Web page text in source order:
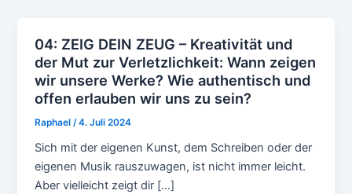
04: ZEIG DEIN ZEUG – Kreativität und
der Mut zur Verletzlichkeit: Wann zeigen
wir unsere Werke? Wie authentisch und
offen erlauben wir uns zu sein?
Raphael /4. Juli 2024
Sich mit der eigenen Kunst, dem Schreiben oder der
eigenen Musik rauszuwagen, ist nicht immer leicht.
Aber vielleicht zeigt dir […]